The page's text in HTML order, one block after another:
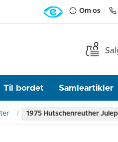
Om os
Til bordet Samleartikler
1975 Hutschenreuther